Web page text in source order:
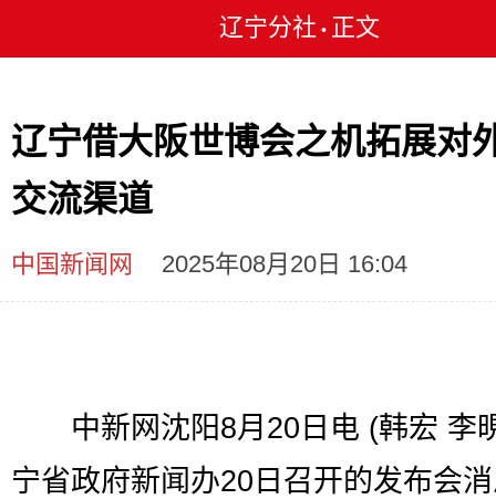
辽宁分社 • 正文
辽宁借大阪世博会之机拓展对
交流渠道
中国新闻网 2025年08月20日 16:04
中新网沈阳8月20日电 (韩宏 李
宁省政府新闻办20日召开的发布会